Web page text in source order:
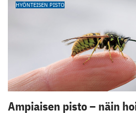
HYÖNTEISEN PISTO
Ampiaisen pisto – näin